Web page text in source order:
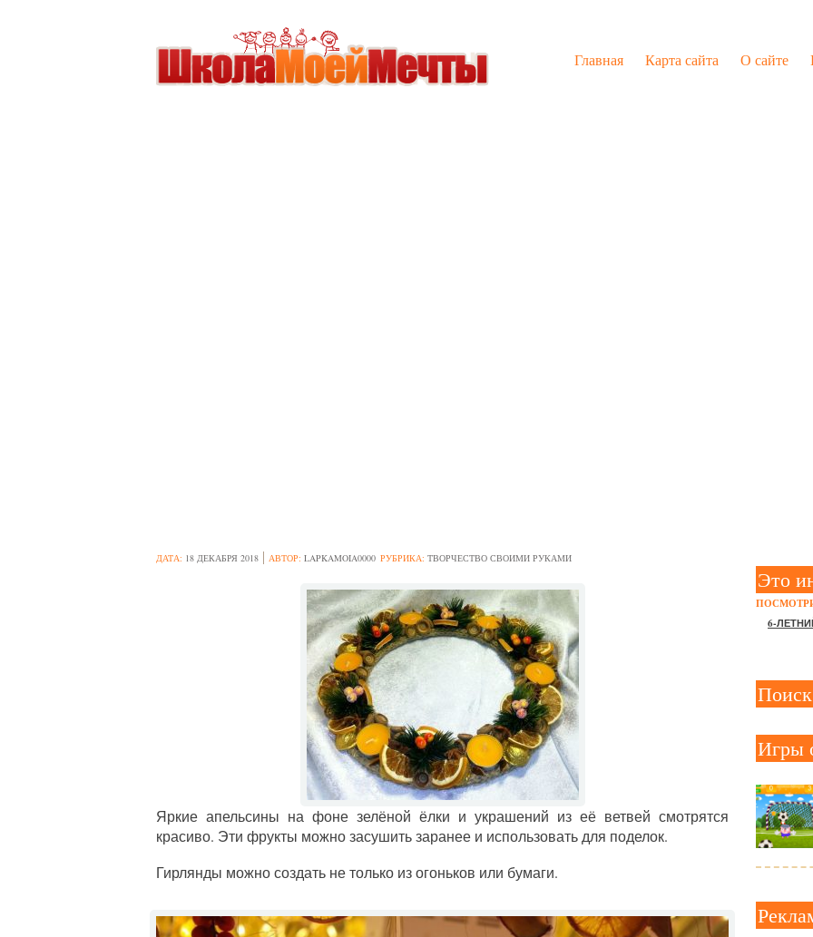
Главная Карта сайта О сайте
ДАТА: 18 ДЕКАБРЯ 2018 АВТОР: LAPKAMOIA0000 РУБРИКА: ТВОРЧЕСТВО СВОИМИ РУКАМИ
Яркие апельсины на фоне зелёной ёлки и украшений из её ветвей смотрятся
красиво. Эти фрукты можно засушить заранее и использовать для поделок.
Гирлянды можно создать не только из огоньков или бумаги.
Это
6-
Игры